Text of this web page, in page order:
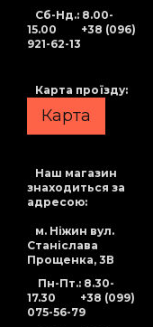
Сб-Нд.: 8.00-
15.00 +38 (096)
921-62-13
Карта проїзду:
Карта
Наш магазин
знаходиться за
адресою:
м. Ніжин вул.
Станіслава
Прощенка, 3В
Пн-Пт.: 8.30-
17.30 +38 (099)
075-56-79